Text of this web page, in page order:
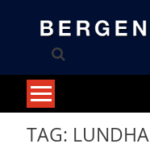
TAG: